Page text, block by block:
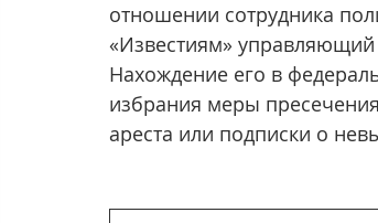
News.ru РИА
отношении сотрудника
«Известиям»
Нахождение его в
избрания меры
ареста или подписки о